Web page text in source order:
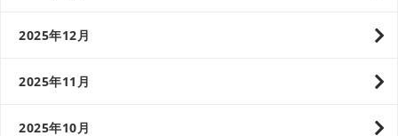
2025年12月
2025年11月
2025年10月